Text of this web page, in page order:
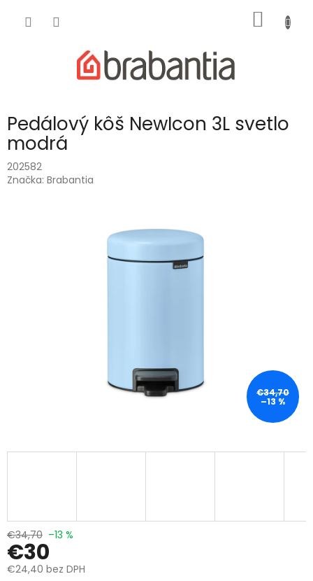
KOŠÍK
Pedálový kôš NewIcon 3L svetlo
modrá
202582
Značka: Brabantia
€34,70
–13 %
€34,70 –13 %
€30
€24,40 bez DPH